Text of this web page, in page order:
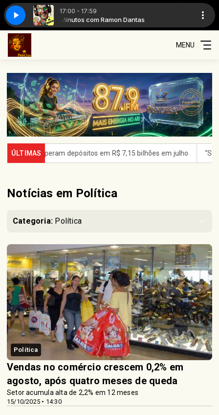
17:00 - 17:59
60 Minutos com Ramon Dantas 60 Minutos
MENU
ÚLTIMAS
depósitos em R$ 7,15 bilhões em julho “Super El Niño" pode
Notícias em Política
Categoria: Política
Política
15/10/2025 • 14:30
Vendas no comércio crescem 0,2% em
agosto, após quatro meses de queda
Setor acumula alta de 2,2% em 12 meses